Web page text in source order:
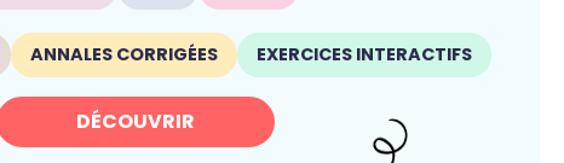
ANNALES CORRIGÉES EXERCICES INTERACTIFS
DÉCOUVRIR